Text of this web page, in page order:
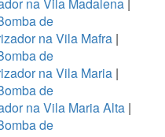
na Vila Madalena |
de
na Vila Mafra |
de
na Vila Maria|
de
na Vila Maria Alta|
de